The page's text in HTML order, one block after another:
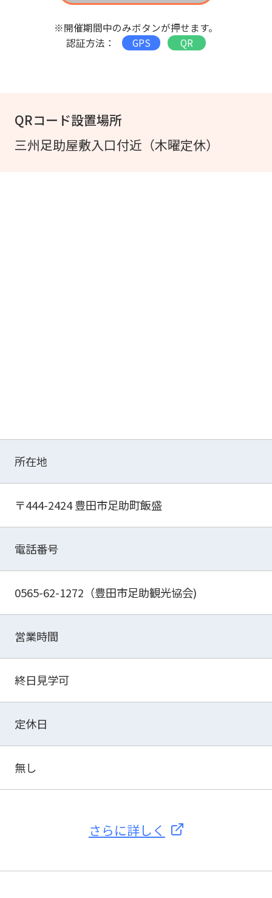
※開催期間中のみボタンが押せます。
認証方法：
GPS QR
QRコード設置場所
三州足助屋敷入口付近（木曜定休）
所在地
〒444-2424 豊田市足助町飯盛
電話番号
0565-62-1272（豊田市足助観光協会)
営業時間
終日見学可
定休日
無し
さらに詳しく